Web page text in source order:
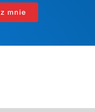
mnie